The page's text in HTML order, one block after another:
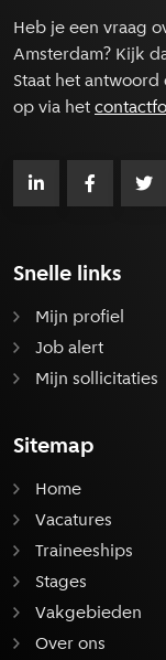
Heb je een vraag
Amsterdam? Kijk
Staat het
op via het
Snelle links
Mijn profiel
Job alert
Mijn sollicitaties
Sitemap
Home
Vacatures
Traineeships
Stages
Vakgebieden
Over ons